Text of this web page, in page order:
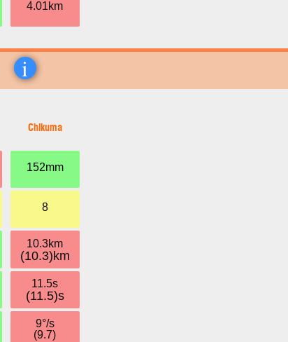
4.01km
i
Chikuma
152mm
8
10.3km
(10.3)km
11.5s
(11.5)s
9°/s
(9.7)